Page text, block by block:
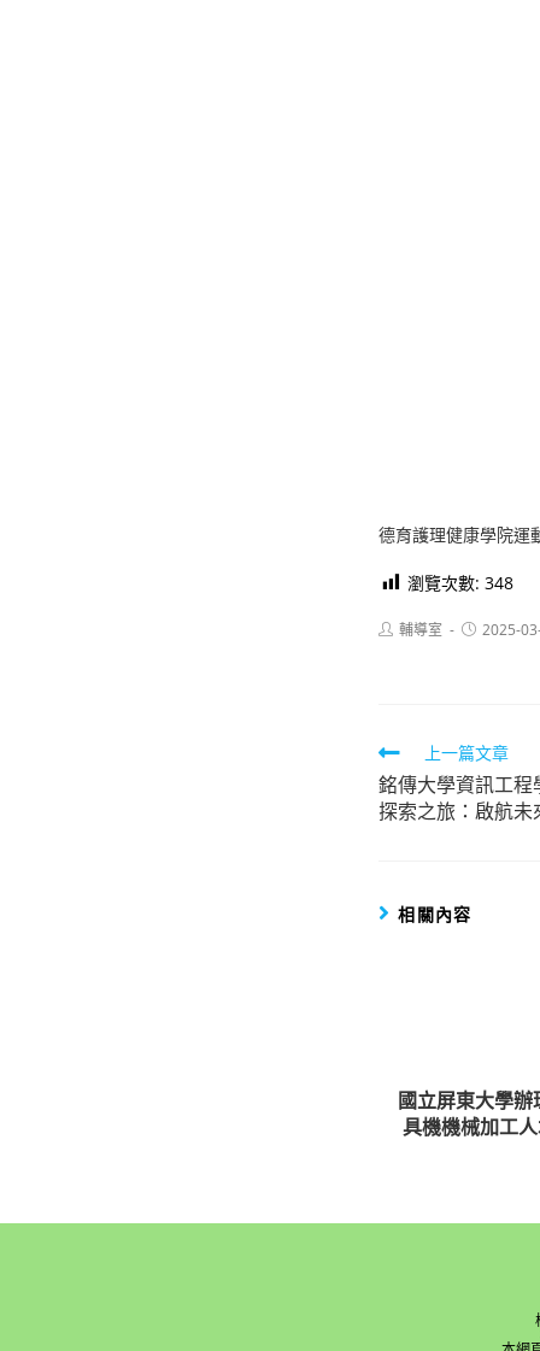
德育護理健康學院運
瀏覽次數: 348
Post輔導室
Post2025-
Read
more
articles
上一篇文章
銘傳大學資訊工
探索之旅：啟航未
相關內容
國立屏東大學
具機機械加工